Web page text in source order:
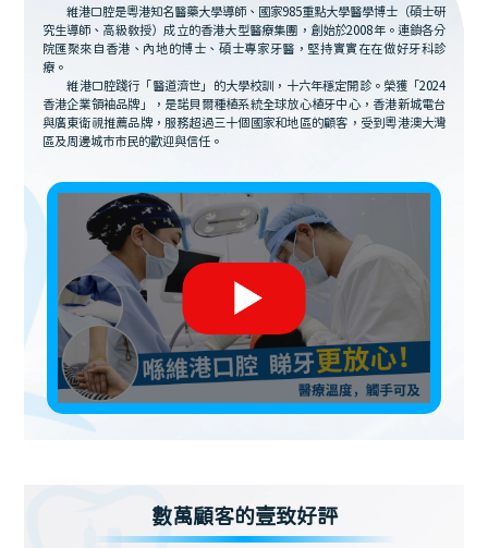
維港口腔是粵港知名醫藥大學導師、國家985重點大學醫學博士（碩士研
究生導師、高級教授）成立的香港大型醫療集團，創始於2008年。連鎖各分
院匯聚來自香港、內地的博士、碩士專家牙醫，堅持實實在在做好牙科診
療。
維港口腔踐行「醫道濟世」的大學校訓，十六年穩定開診。榮獲「2024
香港企業領袖品牌」，是諾貝爾種植系統全球放心植牙中心，香港新城電台
與廣東衛視推薦品牌，服務超過三十個國家和地區的顧客，受到粵港澳大灣
區及周邊城市市民的歡迎與信任。
數萬顧客的壹致好評